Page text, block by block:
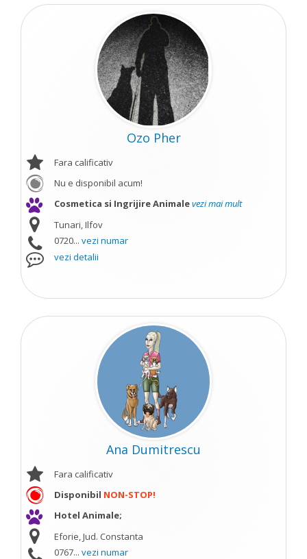
Ozo Pher
Fara calificativ
Nu e disponibil acum!
Cosmetica si Ingrijire Animalevezi mai mult
Tunari, Ilfov
0720... vezi numar
vezi detalii
Ana Dumitrescu
Fara calificativ
Disponibil NON-STOP!
Hotel Animale;
Eforie, Jud. Constanta
0767... vezi numar